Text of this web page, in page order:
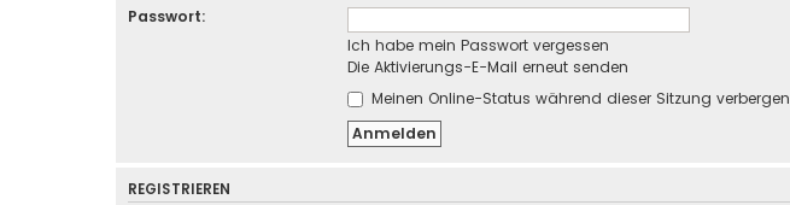
Passwort:
Ich habe mein Passwort vergessen
Die Aktivierungs-E-Mail erneut senden
Meinen Online-Status während dieser Sitzung verbergen
REGISTRIEREN